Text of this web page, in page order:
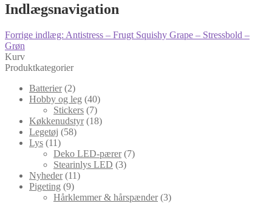
Indlægsnavigation
Forrige indlæg: Antistress – Frugt Squishy Grape – Stressbold –
Grøn
Kurv
Produktkategorier
Batterier (2)
Hobby og leg (40)
Stickers (7)
Køkkenudstyr (18)
Legetøj (58)
Lys (11)
Deko LED-pærer (7)
Stearinlys LED (3)
Nyheder (11)
Pigeting (9)
Hårklemmer & hårspænder (3)